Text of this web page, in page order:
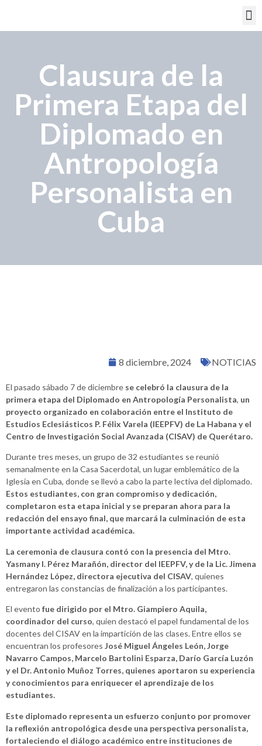
Clausura de la
Primera Etapa del
Diplomado en
Antropología
Personalista en
Cuba
8 diciembre, 2024 NOTICIAS
El pasado sábado 7 de diciembre se celebró la clausura de la
primera etapa del Diplomado en Antropología Personalista, un
proyecto organizado en colaboración entre el Instituto de
Estudios Eclesiásticos P. Félix Varela (IEEPFV) de La Habana y el
Centro de Investigación Social Avanzada (CISAV) de Querétaro.
Durante tres meses, un grupo de 32 estudiantes se reunió
semanalmente en la Casa Sacerdotal, un lugar emblemático de la
Iglesia en Cuba, donde se llevó a cabo la parte lectiva del diplomado.
Estos estudiantes, con gran compromiso y dedicación,
completaron esta etapa inicial y se preparan ahora para la
redacción del ensayo final, que marcará la culminación de esta
importante actividad académica.
La ceremonia de clausura contó con la presencia del Mtro.
Yasmany I. Pérez Marañón, director del IEEPFV, y de la Lic. Jimena
Hernández López, directora ejecutiva del CISAV, quienes
entregaron las constancias de finalización a los participantes.
El evento fue dirigido por el Mtro. Giampiero Aquila,
coordinador del curso, quien destacó el papel fundamental de los
docentes del CISAV en la impartición de las clases. Entre ellos se
encuentran los profesores José Miguel Ángeles León, Jorge
Navarro Campos, Marcelo Bartolini Esparza, Darío García Luzón
y el Dr. Antonio Muñoz Torres, quienes aportaron su experiencia
y conocimientos para enriquecer el aprendizaje de los
estudiantes.
Este diplomado representa un esfuerzo conjunto por promover
la reflexión antropológica desde una perspectiva personalista,
fortaleciendo el diálogo académico entre instituciones de